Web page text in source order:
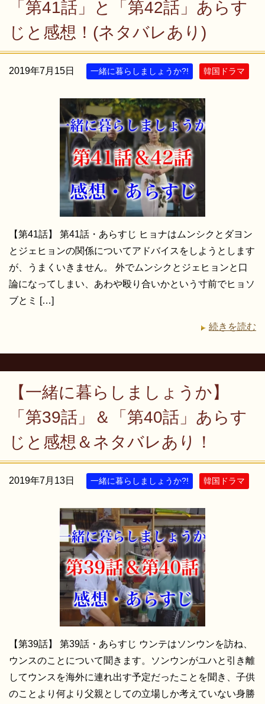
「第41話」と「第42話」あらす
じと感想！(ネタバレあり)
2019年7月15日 一緒に暮らしましょうか?! 韓国ドラマ
【第41話】 第41話・あらすじ ヒョナはムンシクとダヨン
とジェヒョンの関係についてアドバイスをしようとします
が、うまくいきません。 外でムンシクとジェヒョンと口
論になってしまい、あわや殴り合いかという寸前でヒョソ
ブとミ […]
続きを読む
【一緒に暮らしましょうか】
「第39話」＆「第40話」あらす
じと感想＆ネタバレあり！
2019年7月13日 一緒に暮らしましょうか?! 韓国ドラマ
【第39話】 第39話・あらすじ ウンテはソンウンを訪ね、
ウンスのことについて聞きます。ソンウンがユハと引き離
してウンスを海外に連れ出す予定だったことを聞き、子供
のことより何より父親としての立場しか考えていない身勝